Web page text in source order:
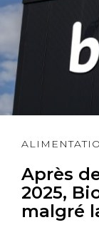
Après
2025,
malgré
Lire